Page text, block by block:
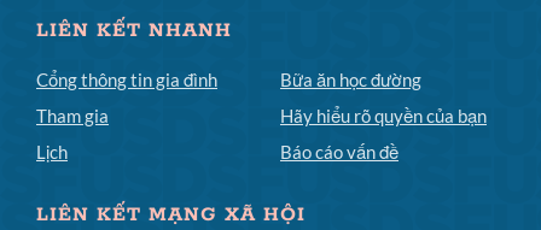
LIÊN KẾT NHANH
Cổng thông tin gia đình
Tham gia
Lịch
Bữa ăn học đường
Hãy hiểu rõ quyền của bạn
Báo cáo vấn đề
LIÊN KẾT MẠNG XÃ HỘI